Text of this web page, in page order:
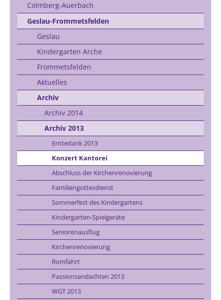
Colmberg-Auerbach
Geslau-Frommetsfelden
Geslau
Kindergarten Arche
Frommetsfelden
Aktuelles
Archiv
Archiv 2014
Archiv 2013
Erntedank 2013
Konzert Kantorei
Abschluss der Kirchenrenovierung
Familiengottesdienst
Sommerfest des Kindergartens
Kindergarten-Spielgeräte
Seniorenausflug
Kirchenrenovierung
Romfahrt
Passionsandachten 2013
WGT 2013